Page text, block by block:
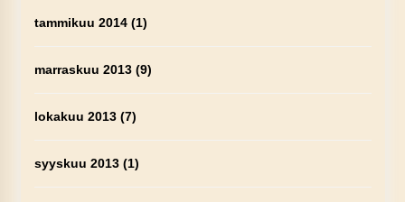
tammikuu 2014(1)
marraskuu 2013(9)
lokakuu 2013(7)
syyskuu 2013(1)